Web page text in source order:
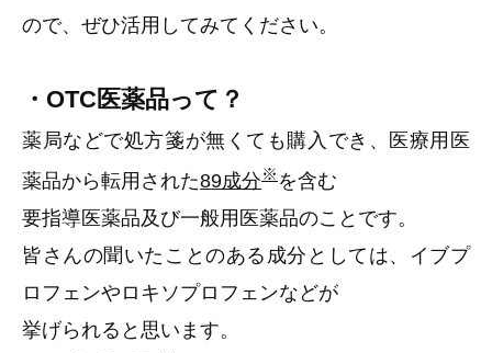
ので、ぜひ活用してみてください。
・OTC医薬品って？
薬局などで処方箋が無くても購入でき、医療用医
薬品から転用された89成分※ を含む
要指導医薬品及び一般用医薬品のことです。
皆さんの聞いたことのある成分としては、イブプ
ロフェンやロキソプロフェンなどが
挙げられると思います。